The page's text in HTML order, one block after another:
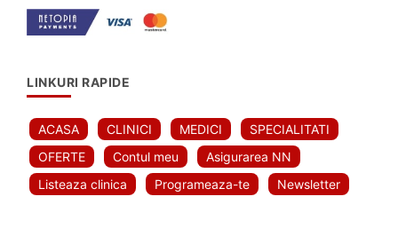
LINKURI RAPIDE
ACASA CLINICI MEDICI
SPECIALITATI
OFERTE
Contul meu
Asigurarea NN
Listeaza clinica
Programeaza-te Newsletter